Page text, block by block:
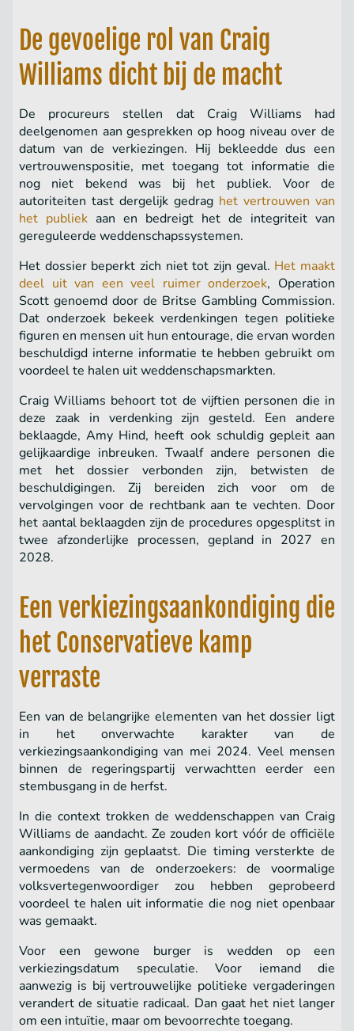
De gevoelige rol van Craig
Williams dicht bij de macht
De procureurs stellen dat Craig Williams had
deelgenomen aan gesprekken op hoog niveau over de
datum van de verkiezingen. Hij bekleedde dus een
vertrouwenspositie, met toegang tot informatie die
nog niet bekend was bij het publiek. Voor de
autoriteiten tast dergelijk gedrag het vertrouwen van
het publiek aan en bedreigt het de integriteit van
gereguleerde weddenschapssystemen.
Het dossier beperkt zich niet tot zijn geval. Het maakt
deel uit van een veel ruimer onderzoek, Operation
Scott genoemd door de Britse Gambling Commission.
Dat onderzoek bekeek verdenkingen tegen politieke
figuren en mensen uit hun entourage, die ervan worden
beschuldigd interne informatie te hebben gebruikt om
voordeel te halen uit weddenschapsmarkten.
Craig Williams behoort tot de vijftien personen die in
deze zaak in verdenking zijn gesteld. Een andere
beklaagde, Amy Hind, heeft ook schuldig gepleit aan
gelijkaardige inbreuken. Twaalf andere personen die
met het dossier verbonden zijn, betwisten de
beschuldigingen. Zij bereiden zich voor om de
vervolgingen voor de rechtbank aan te vechten. Door
het aantal beklaagden zijn de procedures opgesplitst in
twee afzonderlijke processen, gepland in 2027 en
2028.
Een verkiezingsaankondiging die
het Conservatieve kamp
verraste
Een van de belangrijke elementen van het dossier ligt
in het onverwachte karakter van de
verkiezingsaankondiging van mei 2024. Veel mensen
binnen de regeringspartij verwachtten eerder een
stembusgang in de herfst.
In die context trokken de weddenschappen van Craig
Williams de aandacht. Ze zouden kort vóór de officiële
aankondiging zijn geplaatst. Die timing versterkte de
vermoedens van de onderzoekers: de voormalige
volksvertegenwoordiger zou hebben geprobeerd
voordeel te halen uit informatie die nog niet openbaar
was gemaakt.
Voor een gewone burger is wedden op een
verkiezingsdatum speculatie. Voor iemand die
aanwezig is bij vertrouwelijke politieke vergaderingen
verandert de situatie radicaal. Dan gaat het niet langer
om een intuïtie, maar om bevoorrechte toegang.